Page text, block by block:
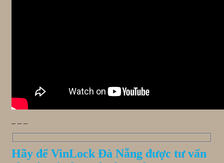
Hãy để VinLock Đà Nẵng được tư vấn